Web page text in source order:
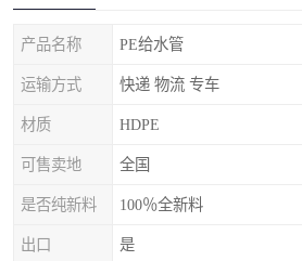
产品名称 PE给水管
运输方式 快递 物流 专车
材质 HDPE
可售卖地 全国
是否纯新料 100％全新料
出口 是